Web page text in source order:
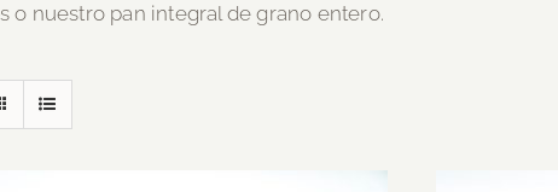
o nuestro pan integral de grano entero.